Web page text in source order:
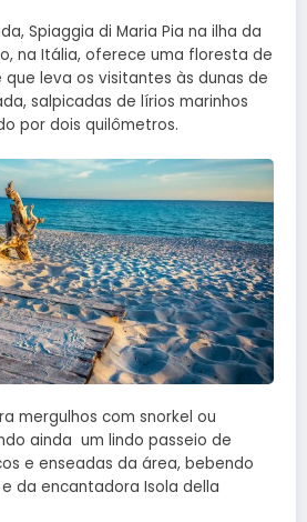
Spiaggia di Maria Pia na ilha da
na Itália, oferece uma floresta de
que leva os visitantes às dunas de
salpicadas de lírios marinhos
por dois quilômetros.
mergulhos com snorkel ou
ainda um lindo passeio de
e enseadas da área, bebendo
da encantadora Isola della